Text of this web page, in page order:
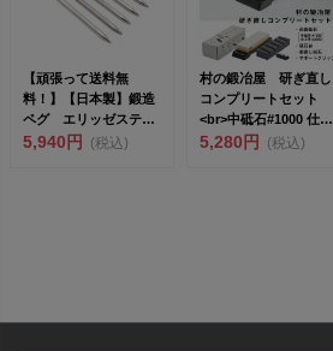
【頑張って送料無
料！】【日本製】鍛造
ペグ エリッゼステー
ク 64チタン 20cm
5,940円 (税込)
村の鍛冶屋 研ぎ直し
コンプリートセット
<br>中砥石#1000 仕上
砥石...
5,280円 (税込)